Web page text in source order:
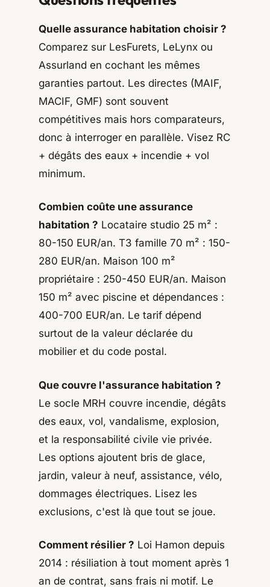
Quelle assurance habitation choisir ?
Comparez sur LesFurets, LeLynx ou
Assurland en cochant les mêmes
garanties partout. Les directes (MAIF,
MACIF, GMF) sont souvent
compétitives mais hors comparateurs,
donc à interroger en parallèle. Visez RC
+ dégâts des eaux + incendie + vol
minimum.
Combien coûte une assurance
habitation ? Locataire studio 25 m² :
80-150 EUR/an. T3 famille 70 m² : 150-
280 EUR/an. Maison 100 m²
propriétaire : 250-450 EUR/an. Maison
150 m² avec piscine et dépendances :
400-700 EUR/an. Le tarif dépend
surtout de la valeur déclarée du
mobilier et du code postal.
Que couvre l'assurance habitation ?
Le socle MRH couvre incendie, dégâts
des eaux, vol, vandalisme, explosion,
et la responsabilité civile vie privée.
Les options ajoutent bris de glace,
jardin, valeur à neuf, assistance, vélo,
dommages électriques. Lisez les
exclusions, c'est là que tout se joue.
Comment résilier ? Loi Hamon depuis
2014 : résiliation à tout moment après 1
an de contrat, sans frais ni motif. Le